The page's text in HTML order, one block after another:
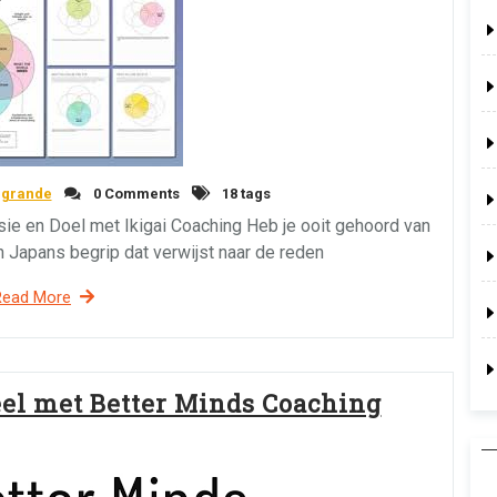
0 Comments 18 tags
en Doel met Ikigai Coaching Heb je ooit gehoord van
Japans begrip dat verwijst naar de reden
More
met Better Minds Coaching